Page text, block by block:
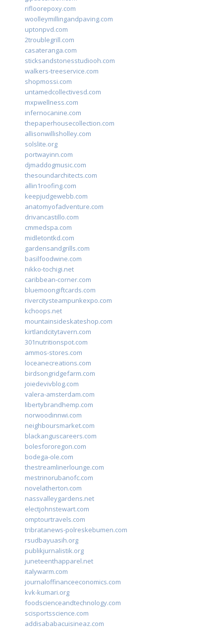
rifloorepoxy.com
woolleymillingandpaving.com
uptonpvd.com
2troublegrill.com
casateranga.com
sticksandstonesstudiooh.com
walkers-treeservice.com
shopmossi.com
untamedcollectivesd.com
mxpwellness.com
infernocanine.com
thepaperhousecollection.com
allisonwillisholley.com
solslite.org
portwayinn.com
djmaddogmusic.com
thesoundarchitects.com
allin1roofing.com
keepjudgewebb.com
anatomyofadventure.com
drivancastillo.com
cmmedspa.com
midletontkd.com
gardensandgrills.com
basilfoodwine.com
nikko-tochigi.net
caribbean-corner.com
bluemoongiftcards.com
rivercitysteampunkexpo.com
kchoops.net
mountainsideskateshop.com
kirtlandcitytavern.com
301nutritionspot.com
ammos-stores.com
loceanecreations.com
birdsongridgefarm.com
joiedevivblog.com
valera-amsterdam.com
libertybrandhemp.com
norwoodinnwi.com
neighboursmarket.com
blackanguscareers.com
bolesfororegon.com
bodega-ole.com
thestreamlinerlounge.com
mestrinorubanofc.com
novelatherton.com
nassvalleygardens.net
electjohnstewart.com
omptourtravels.com
tribratanews-polreskebumen.com
rsudbayuasih.org
publikjurnalistik.org
juneteenthapparel.net
italywarm.com
journaloffinanceeconomics.com
kvk-kumari.org
foodscienceandtechnology.com
scisportsscience.com
addisababacuisineaz.com